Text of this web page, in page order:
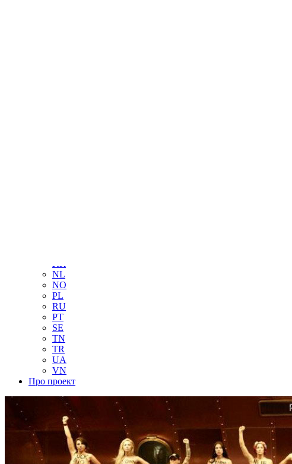
KR
NL
NO
PL
RU
PT
SE
TN
TR
UA
VN
Про проект